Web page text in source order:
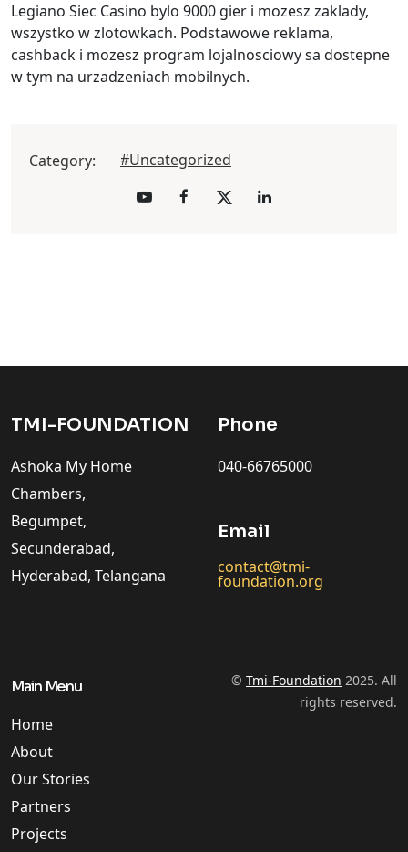
Legiano Siec Casino bylo 9000 gier i mozesz zaklady,
wszystko w zlotowkach. Podstawowe reklama,
cashback i mozesz program lojalnosciowy sa dostepne
w tym na urzadzeniach mobilnych.
Category: #Uncategorized
TMI-FOUNDATION
Ashoka My Home
Chambers,
Begumpet,
Secunderabad,
Hyderabad, Telangana
Phone
040-66765000
Email
contact@tmi-
foundation.org
Main Menu
Home
About
Our Stories
Partners
Projects
© Tmi-Foundation 2025. All
rights reserved.